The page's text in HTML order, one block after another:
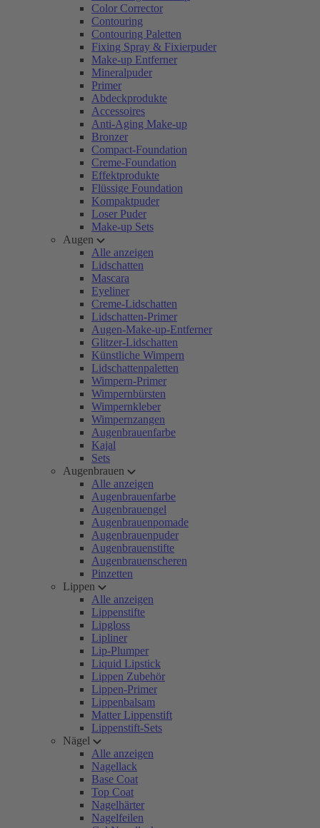
Color Corrector
Contouring
Contouring Paletten
Fixing Spray & Fixierpuder
Make-up Entferner
Mineralpuder
Primer
Abdeckprodukte
Accessoires
Anti-Aging Make-up
Bronzer
Compact-Foundation
Creme-Foundation
Effektprodukte
Flüssige Foundation
Kompaktpuder
Loser Puder
Make-up Sets
Augen
Alle anzeigen
Lidschatten
Mascara
Eyeliner
Creme-Lidschatten
Lidschatten-Primer
Augen-Make-up-Entferner
Glitzer-Lidschatten
Künstliche Wimpern
Lidschattenpaletten
Wimpern-Primer
Wimpernbürsten
Wimpernkleber
Wimpernzangen
Augenbrauenfarbe
Kajal
Sets
Augenbrauen
Alle anzeigen
Augenbrauenfarbe
Augenbrauengel
Augenbrauenpomade
Augenbrauenpuder
Augenbrauenstifte
Augenbrauenscheren
Pinzetten
Lippen
Alle anzeigen
Lippenstifte
Lipgloss
Lipliner
Lip-Plumper
Liquid Lipstick
Lippen Zubehör
Lippen-Primer
Lippenbalsam
Matter Lippenstift
Lippenstift-Sets
Nägel
Alle anzeigen
Nagellack
Base Coat
Top Coat
Nagelhärter
Nagelfeilen